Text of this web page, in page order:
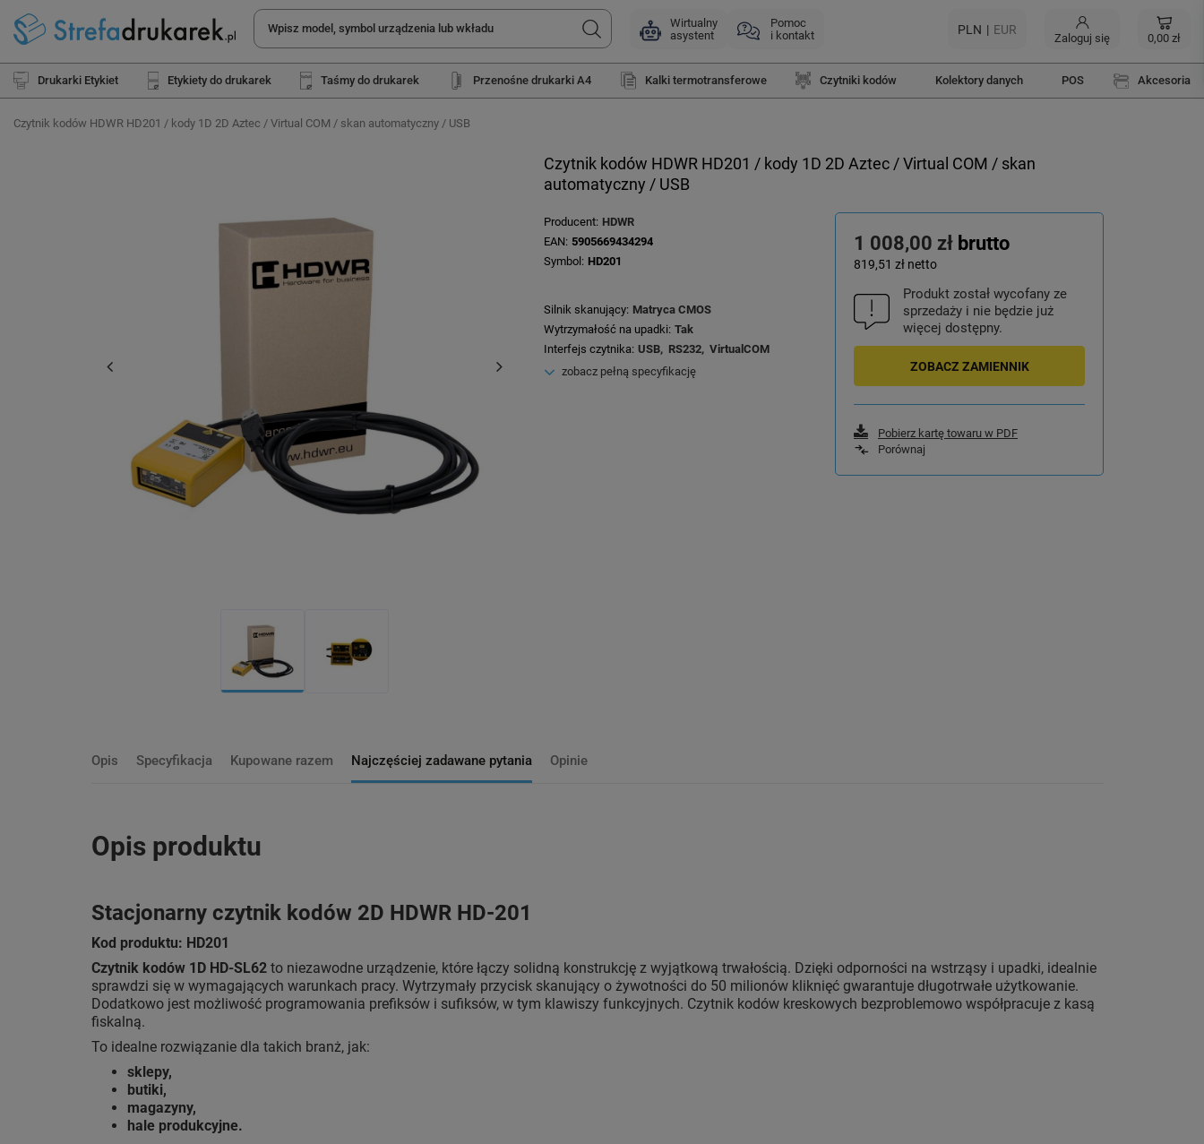
Wirtualny
asystent
Pomoc
i kontakt
PLN EUR
Zaloguj się 0,00 zł
Drukarki Etykiet Etykiety do drukarek Taśmy do drukarek Przenośne drukarki A4 Kalki termotransferowe Czytniki kodów Kolektory danych POS Akcesoria
Czytnik kodów HDWR HD201 / kody 1D 2D Aztec / Virtual COM / skan automatyczny / USB
Czytnik kodów HDWR HD201 / kody 1D 2D Aztec / Virtual COM / skan
automatyczny / USB
1 008,00 zł brutto
819,51 zł netto
Produkt został wycofany ze
sprzedaży i nie będzie już
więcej dostępny.
ZOBACZ ZAMIENNIK
Pobierz kartę towaru w PDF
Porównaj
Producent HDWR
EAN 5905669434294
Symbol
HD201
Silnik skanujący Matryca CMOS
Wytrzymałość na upadki Tak
Interfejs czytnika USB RS232
VirtualCOM
zobacz pełną specyfikację
Opis Specyfikacja Kupowane razem Najczęściej zadawane pytania Opinie
Opis produktu
Stacjonarny czytnik kodów 2D HDWR HD-201
Kod produktu: HD201
Czytnik kodów 1D HD-SL62 to niezawodne urządzenie, które łączy solidną konstrukcję z wyjątkową trwałością. Dzięki odporności na wstrząsy i upadki, idealnie
sprawdzi się w wymagających warunkach pracy. Wytrzymały przycisk skanujący o żywotności do 50 milionów kliknięć gwarantuje długotrwałe użytkowanie.
Dodatkowo jest możliwość programowania prefiksów i sufiksów, w tym klawiszy funkcyjnych. Czytnik kodów kreskowych bezproblemowo współpracuje z kasą
fiskalną.
To idealne rozwiązanie dla takich branż, jak:
sklepy,
butiki,
magazyny,
hale produkcyjne.